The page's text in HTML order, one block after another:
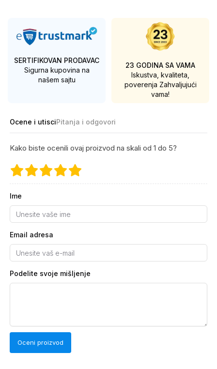
SERTIFIKOVAN PRODAVAC
Sigurna kupovina na
našem sajtu
23 GODINA SA VAMA
Iskustva, kvaliteta,
poverenja Zahvaljujući
vama!
Ocene i utisciPitanja i odgovori
Kako biste ocenili ovaj proizvod na skali od 1 do 5?
Ime
Email adresa
Podelite svoje mišljenje
Oceni proizvod